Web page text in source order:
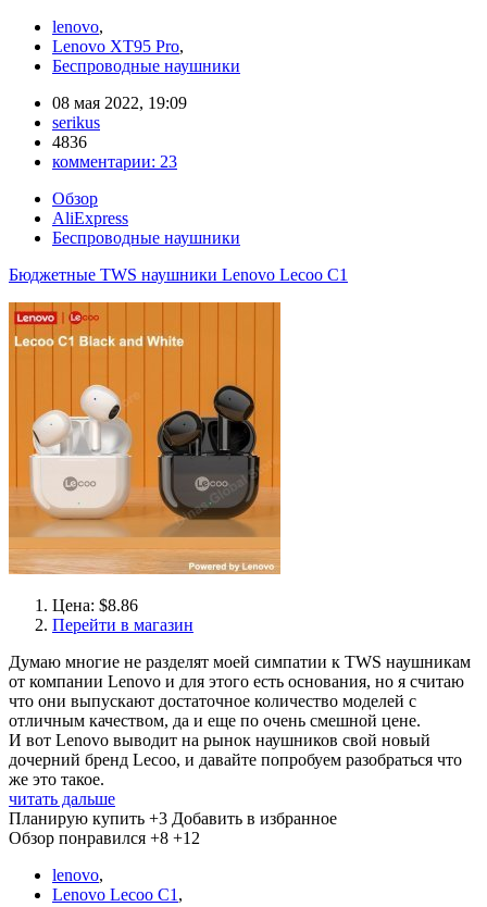
lenovo,
Lenovo XT95 Pro,
Беспроводные наушники
08 мая 2022, 19:09
serikus
4836
комментарии: 23
Обзор
AliExpress
Беспроводные наушники
Бюджетные TWS наушники Lenovo Lecoo C1
Цена: $8.86
Перейти в магазин
Думаю многие не разделят моей симпатии к TWS наушникам
от компании Lenovo и для этого есть основания, но я считаю
что они выпускают достаточное количество моделей с
отличным качеством, да и еще по очень смешной цене.
И вот Lenovo выводит на рынок наушников свой новый
дочерний бренд Lecoo, и давайте попробуем разобраться что
же это такое.
читать дальше
Планирую купить +3 Добавить в избранное
Обзор понравился +8 +12
lenovo,
Lenovo Lecoo C1 ,